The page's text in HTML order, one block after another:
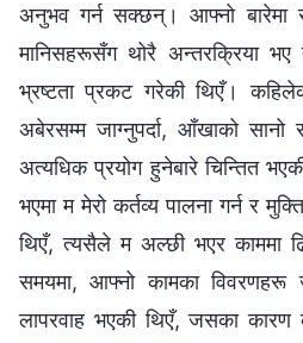
अनुभव गर्न सक्छन्। आफ्नो बारेमा
मानिसहरूसँग थोरै अन्तरक्रिया भए
भ्रष्टता प्रकट गरेकी थिएँ।
अबेरसम्म जाग्नुपर्दा, आँखाको
अत्यधिक प्रयोग हुनेबारे चिन्तित
भएमा म मेरो कर्तव्य पालना गर्न र
थिएँ, त्यसैले म अल्छी भएर काममा
समयमा, आफ्नो कामका विवरणहरू
लापरवाह भएकी थिएँ, जसका कारण